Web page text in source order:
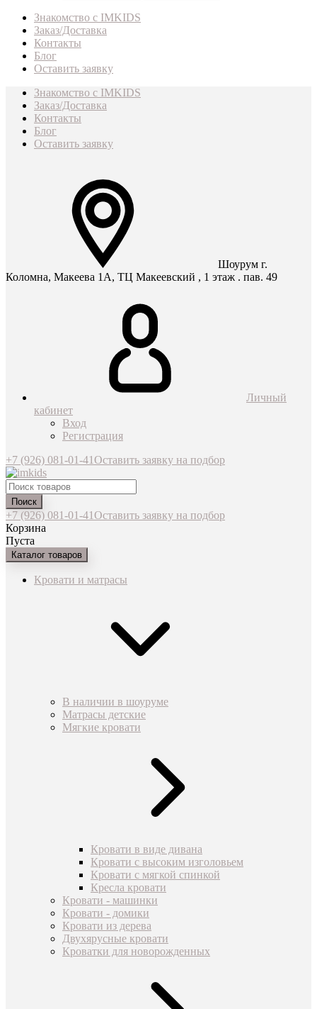
Знакомство с IMKIDS
Заказ/Доставка
Контакты
Блог
Оставить заявку
Знакомство с IMKIDS
Заказ/Доставка
Контакты
Блог
Оставить заявку
Шоурум г.
Коломна, Макеева 1А, ТЦ Макеевский , 1 этаж . пав. 49
Личный
кабинет
Вход
Регистрация
+7 (926) 081-01-41Оставить заявку на подбор
Поиск
+7 (926) 081-01-41Оставить заявку на подбор
Корзина
Пуста
Каталог товаров
Кровати и матрасы
В наличии в шоуруме
Матрасы детские
Мягкие кровати
Кровати в виде дивана
Кровати с высоким изголовьем
Кровати с мягкой спинкой
Кресла кровати
Кровати - машинки
Кровати - домики
Кровати из дерева
Двухярусные кровати
Кроватки для новорожденных